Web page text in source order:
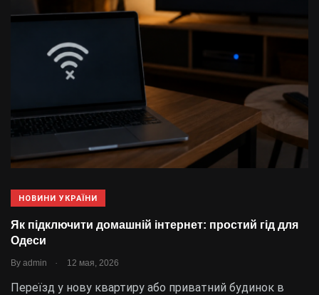
НОВИНИ УКРАЇНИ
Як підключити домашній інтернет: простий гід для
Одеси
By admin . 12 мая, 2026
Переїзд у нову квартиру або приватний будинок в